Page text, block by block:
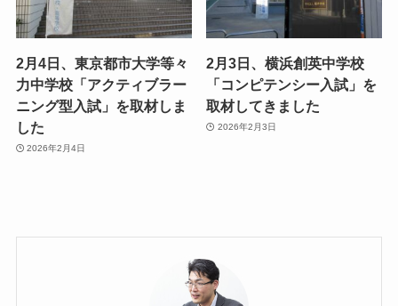
2月4日、東京都市大学等々
力中学校「アクティブラー
ニング型入試」を取材しま
した
2026年2月4日
2月3日、横浜創英中学校
「コンピテンシー入試」を
取材してきました
2026年2月3日